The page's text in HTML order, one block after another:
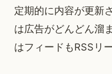
定期的に内容が更新
は広告がどんどん溜
はフィードもRSSリ